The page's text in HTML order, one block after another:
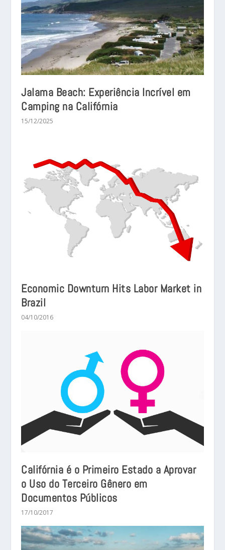
Jalama Beach: Experiência Incrível em
Camping na Califórnia
15/12/2025
Economic Downturn Hits Labor Market in
Brazil
04/10/2016
Califórnia é o Primeiro Estado a Aprovar
o Uso do Terceiro Gênero em
Documentos Públicos
17/10/2017